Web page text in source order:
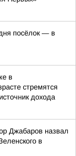
посёлок — в
в
стремятся
дохода
Джабаров назвал
в